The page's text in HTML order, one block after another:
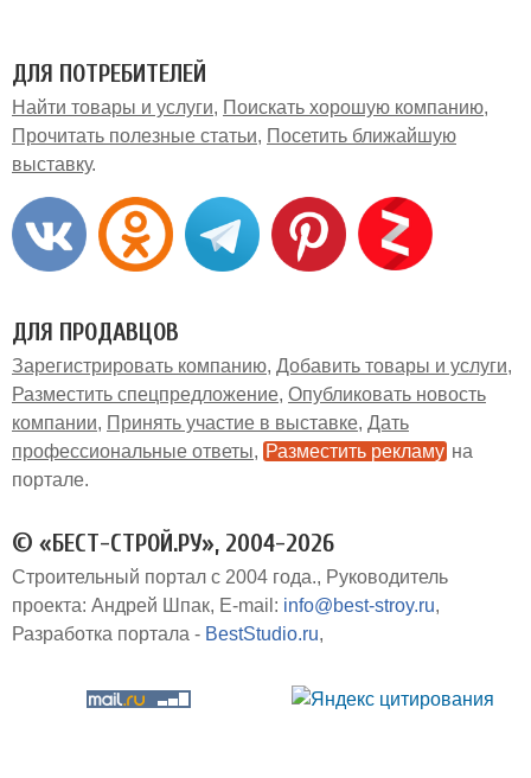
ДЛЯ ПОТРЕБИТЕЛЕЙ
Найти товары и услуги
Поискать хорошую компанию
Прочитать полезные статьи
Посетить ближайшую
выставку
ДЛЯ ПРОДАВЦОВ
Зарегистрировать компанию Добавить товары и услуги
Разместить спецпредложение Опубликовать новость
компании
Принять участие в выставке Дать
профессиональные ответы
Разместить рекламу на
портале
© «БЕСТ-СТРОЙ.РУ», 2004-2026
Строительный портал с 2004 года.
Руководитель
проекта: Андрей Шпак E-mail: info@best-stroy.ru
Разработка портала - BestStudio.ru